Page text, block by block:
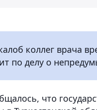
коллег врача
по делу о
что